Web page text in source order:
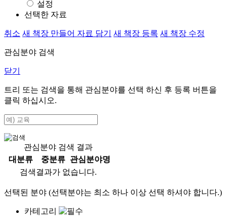
설정
선택한 자료
취소 새 책장 만들어 자료 담기 새 책장 등록 새 책장 수정
관심분야 검색
닫기
트리 또는 검색을 통해 관심분야를 선택 하신 후 등록 버튼을
클릭 하십시오.
관심분야 검색 결과
대분류
중분류
관심분야명
검색결과가 없습니다.
선택된 분야 (선택분야는 최소 하나 이상 선택 하셔야 합니다.)
카테고리